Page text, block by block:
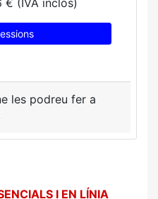
€ (IVA inclòs)
les podreu fer a
I EN LÍNIA